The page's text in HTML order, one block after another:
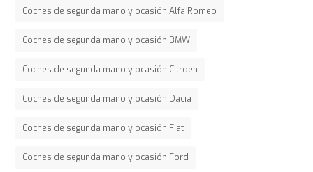
Coches de segunda mano y ocasión Alfa Romeo
Coches de segunda mano y ocasión BMW
Coches de segunda mano y ocasión Citroen
Coches de segunda mano y ocasión Dacia
Coches de segunda mano y ocasión Fiat
Coches de segunda mano y ocasión Ford